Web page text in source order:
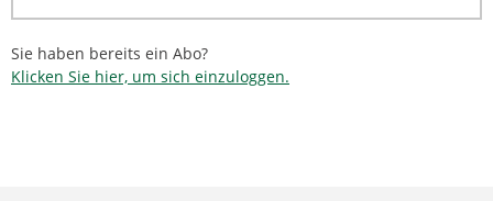
Sie haben bereits ein Abo?
Klicken Sie hier, um sich einzuloggen.